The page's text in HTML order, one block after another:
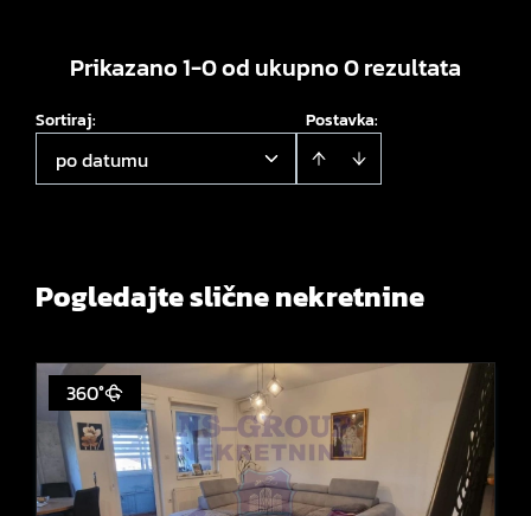
Prikazano 1-0 od ukupno 0 rezultata
Postavka:
Sortiraj:
po datumu
Pogledajte slične nekretnine
360°